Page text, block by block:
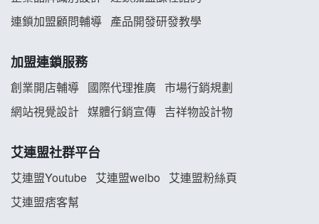
白鬍泡泡 BOHO POPO加盟說明會
雞咕雞咕加盟說明會
TEA TOP加盟說明會
珍好味臭臭鍋加盟說明會
藍象廷泰式火鍋加盟說明會
連鎖加盟顧問輔導 產品開發研發教學
加盟連鎖服務
創業開店輔導 國際代理推廣 市場行銷規劃
網站視覺設計 媒體行銷宣傳 吉祥物設計物
艾連盟社群平台
艾連盟Youtube 艾連盟weibo
艾連盟粉絲頁
艾連盟痞客幫